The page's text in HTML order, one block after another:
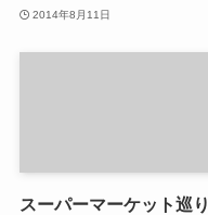
2014年8月11日
スーパーマーケット巡り